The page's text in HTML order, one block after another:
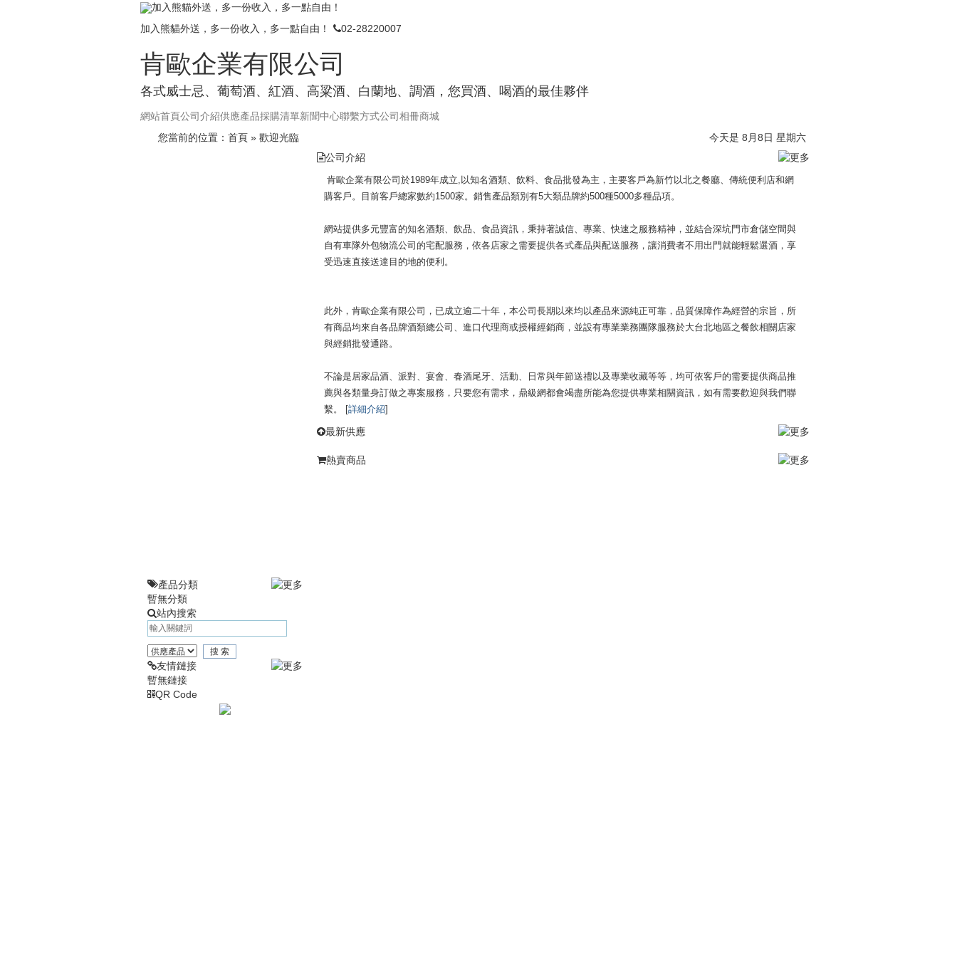
加入熊貓外送，多一份收入，多一點自由！
加入熊貓外送，多一份收入，多一點自由！
02-28220007
肯歐企業有限公司
各式威士忌、葡萄酒、紅酒、高粱酒、白蘭地、調酒，您買酒、喝酒的最佳夥伴
網站首頁公司介紹供應產品採購清單新聞中心聯繫方式公司相冊商城
今天是 8月8日 星期六
您當前的位置： 首頁 » 歡迎光臨
產品分類
暫無分類
站內搜索
友情鏈接
暫無鏈接
QR Code
公司介紹
肯歐企業有限公司於1989年成立,以知名酒類、飲料、食品批發為主，主要客戶為新竹以北之餐廳、傳統便利店和網
購客戶。目前客戶總家數約1500家。銷售產品類別有5大類品牌約500種5000多種品項。
網站提供多元豐富的知名酒類、飲品、食品資訊，秉持著誠信、專業、快速之服務精神，並結合深坑門市倉儲空間與
自有車隊外包物流公司的宅配服務，依各店家之需要提供各式產品與配送服務，讓消費者不用出門就能輕鬆選酒，享
受迅速直接送達目的地的便利。
此外，肯歐企業有限公司，已成立逾二十年，本公司長期以來均以產品來源純正可靠，品質保障作為經營的宗旨，所
有商品均來自各品牌酒類總公司、進口代理商或授權經銷商，並設有專業業務團隊服務於大台北地區之餐飲相關店家
與經銷批發通路。
不論是居家品酒、派對、宴會、春酒尾牙、活動、日常與年節送禮以及專業收藏等等，均可依客戶的需要提供商品推
薦與各類量身訂做之專案服務，只要您有需求，鼎級網都會竭盡所能為您提供專業相關資訊，如有需要歡迎與我們聯
繫。 [詳細介紹]
最新供應
熱賣商品